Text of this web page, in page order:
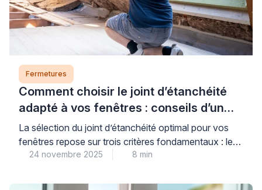
Fermetures
Comment choisir le joint d’étanchéité
adapté à vos fenêtres : conseils d’un
expert
La sélection du joint d’étanchéité optimal pour vos
fenêtres repose sur trois critères fondamentaux : le
matériau de menuiserie, le type d’ouverture et
qualité correctement installés constituent un
24 novembre 2025 8 min